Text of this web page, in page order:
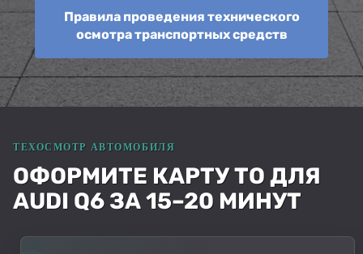
Правила проведения технического
осмотра транспортных средств
ОФОРМИТЕ КАРТУ ТО ДЛЯ
AUDI Q6 ЗА 15–20 МИНУТ